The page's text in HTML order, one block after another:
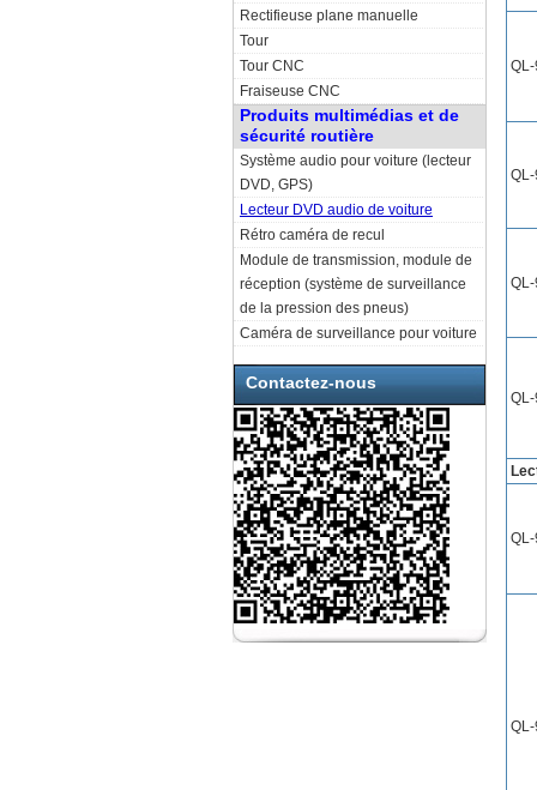
Rectifieuse plane manuelle
Tour
Tour CNC
Fraiseuse CNC
Produits multimédias et de
sécurité routière
Système audio pour voiture (lecteur
DVD, GPS)
Lecteur DVD audio de voiture
Rétro caméra de recul
Module de transmission, module de
réception (système de surveillance
de la pression des pneus)
Caméra de surveillance pour voiture
Contactez-nous